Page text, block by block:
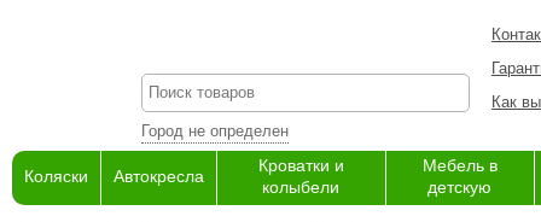
Город не определен
Как
Коляски Автокресла
Кроватки и
колыбели
Мебель в
детскую